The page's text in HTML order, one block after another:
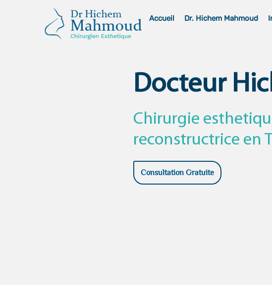
Accueil Dr. Hichem Mahmoud
Docteur
Chirurgie
reconstructrice en
Consultation Gratuite